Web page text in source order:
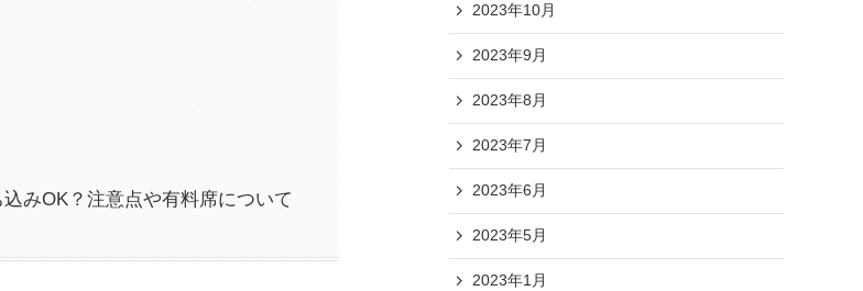
みOK？注意点や有料席について
2023年10月
2023年9月
2023年8月
2023年7月
2023年6月
2023年5月
2023年1月